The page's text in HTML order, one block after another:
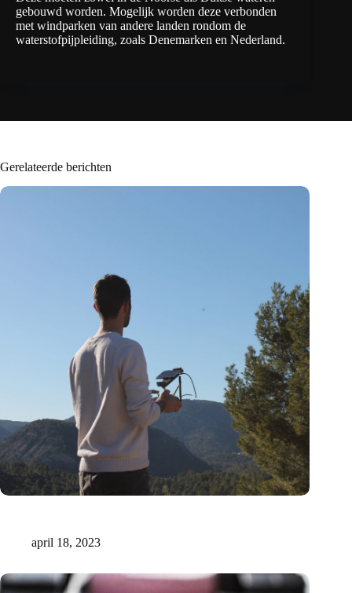
gebouwd worden. Mogelijk worden deze verbonden
met windparken van andere landen rondom de
waterstofpijpleiding, zoals Denemarken en Nederland.
Gerelateerde berichten
april 18, 2023